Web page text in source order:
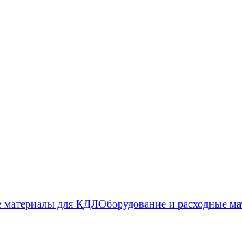
материалы для КДЛОборудование и расходные